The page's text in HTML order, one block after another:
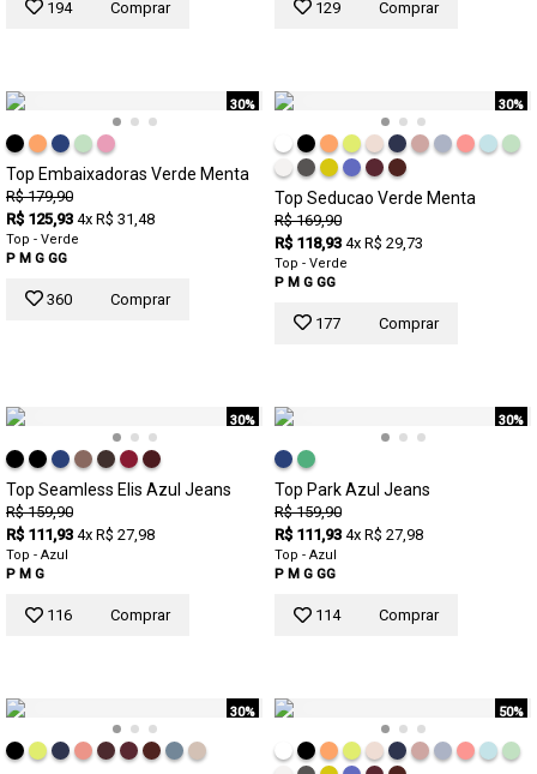
194 Comprar 129 Comprar
30%
Top Embaixadoras Verde Menta
R$ 179,90
R$ 125,93 4x R$ 31,48
Top - Verde
P M G GG
360 Comprar
30%
Top Seducao Verde Menta
R$ 169,90
R$ 118,93 4x R$ 29,73
Top - Verde
P M G GG
177 Comprar
30%
Top Seamless Elis Azul Jeans
R$ 159,90
R$ 111,93 4x R$ 27,98
Top - Azul
P M G
116 Comprar
30%
Top Park Azul Jeans
R$ 159,90
R$ 111,93 4x R$ 27,98
Top - Azul
P M G GG
114 Comprar
30% 50%